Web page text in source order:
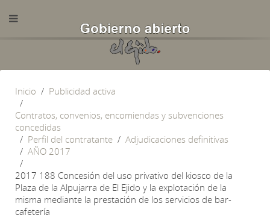
Inicio
Publicidad activa
Contratos, convenios, encomiendas y subvenciones
concedidas
Perfil del contratante
Adjudicaciones definitivas
AÑO 2017
2017 188 Concesión del uso privativo del kiosco de la
Plaza de la Alpujarra de El Ejido y la explotación de la
misma mediante la prestación de los servicios de bar-
cafetería